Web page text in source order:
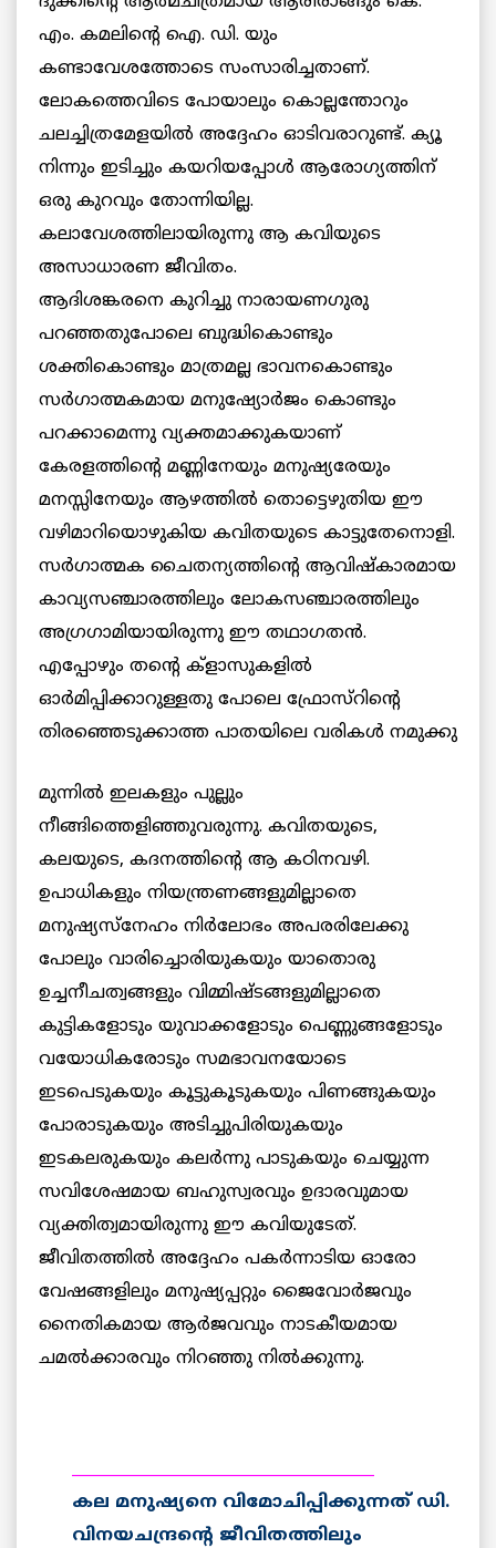
എം. കമലിന്റെ ഐ. ഡി. യും
കണ്ടാവേശത്തോടെ സംസാരിച്ചതാണ്.
ലോകത്തെവിടെ പോയാലും കൊല്ലന്തോറും
ചലച്ചിത്രമേളയില്‍ അദ്ദേഹം ഓടിവരാറുണ്ട്. ക്യൂ
നിന്നും ഇടിച്ചും കയറിയപ്പോള്‍ ആരോഗ്യത്തിന്
ഒരു കുറവും തോന്നിയില്ല.
കലാവേശത്തിലായിരുന്നു ആ കവിയുടെ
അസാധാരണ ജീവിതം.
ആദിശങ്കരനെ കുറിച്ചു നാരായണഗുരു
പറഞ്ഞതുപോലെ ബുദ്ധികൊണ്ടും
ശക്തികൊണ്ടും മാത്രമല്ല ഭാവനകൊണ്ടും
സര്‍ഗാത്മകമായ മനുഷ്യോര്‍ജം കൊണ്ടും
പറക്കാമെന്നു വ്യക്തമാക്കുകയാണ്
കേരളത്തിന്റെ മണ്ണിനേയും മനുഷ്യരേയും
മനസ്സിനേയും ആഴത്തില്‍ തൊട്ടെഴുതിയ ഈ
വഴിമാറിയൊഴുകിയ കവിതയുടെ കാട്ടുതേനൊളി.
സര്‍ഗാത്മക ചൈതന്യത്തിന്റെ ആവിഷ്കാരമായ
കാവ്യസഞ്ചാരത്തിലും ലോകസഞ്ചാരത്തിലും
അഗ്രഗാമിയായിരുന്നു ഈ തഥാഗതന്‍.
എപ്പോഴും തന്റെ ക്ളാസുകളില്‍
ഓര്‍മിപ്പിക്കാറുള്ളതു പോലെ ഫ്രോസ്റിന്റെ
തിരഞ്ഞെടുക്കാത്ത പാതയിലെ വരികള്‍ നമുക്കു
മുന്നില്‍ ഇലകളും പുല്ലും
നീങ്ങിത്തെളിഞ്ഞുവരുന്നു. കവിതയുടെ,
കലയുടെ, കദനത്തിന്റെ ആ കഠിനവഴി.
ഉപാധികളും നിയന്ത്രണങ്ങളുമില്ലാതെ
മനുഷ്യസ്നേഹം നിര്‍ലോഭം അപരരിലേക്കു
പോലും വാരിച്ചൊരിയുകയും യാതൊരു
ഉച്ചനീചത്വങ്ങളും വിമ്മിഷ്ടങ്ങളുമില്ലാതെ
കുട്ടികളോടും യുവാക്കളോടും പെണ്ണുങ്ങളോടും
വയോധികരോടും സമഭാവനയോടെ
ഇടപെടുകയും കൂട്ടുകൂടുകയും പിണങ്ങുകയും
പോരാടുകയും അടിച്ചുപിരിയുകയും
ഇടകലരുകയും കലര്‍ന്നു പാടുകയും ചെയ്യുന്ന
സവിശേഷമായ ബഹുസ്വരവും ഉദാരവുമായ
വ്യക്തിത്വമായിരുന്നു ഈ കവിയുടേത്.
ജീവിതത്തില്‍ അദ്ദേഹം പകര്‍ന്നാടിയ ഓരോ
വേഷങ്ങളിലും മനുഷ്യപ്പറ്റും ജൈവോര്‍ജവും
നൈതികമായ ആര്‍ജവവും നാടകീയമായ
ചമല്‍ക്കാരവും നിറഞ്ഞു നില്‍ക്കുന്നു.
കല മനുഷ്യനെ വിമോചിപ്പിക്കുന്നത് ഡി.
വിനയചന്ദ്രന്റെ ജീവിതത്തിലും